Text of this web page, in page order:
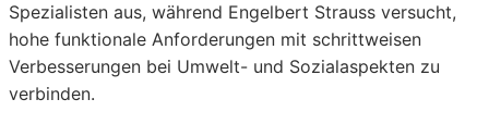
Spezialisten aus, während Engelbert Strauss versucht,
hohe funktionale Anforderungen mit schrittweisen
Verbesserungen bei Umwelt- und Sozialaspekten zu
verbinden.